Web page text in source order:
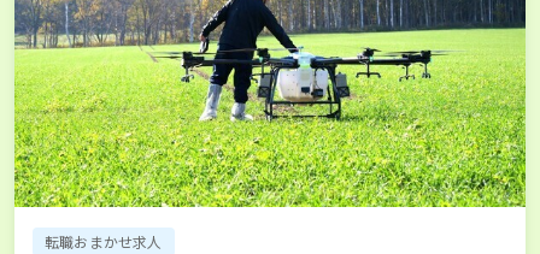
転職おまかせ求人